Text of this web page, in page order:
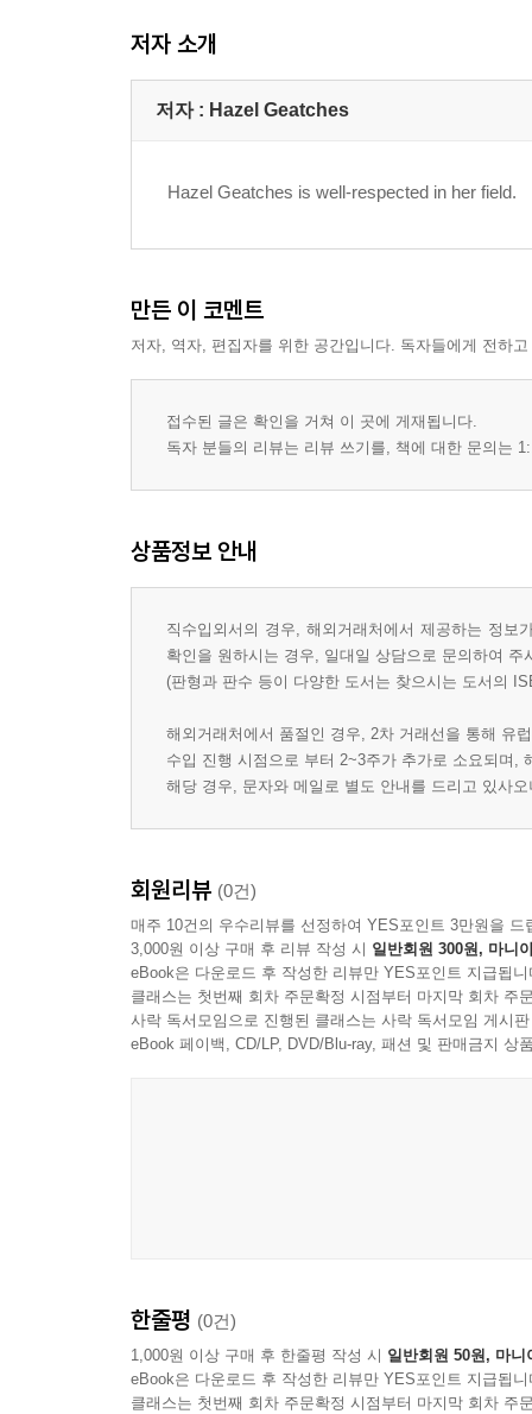
저자 소개
저자 : Hazel Geatches
Hazel Geatches is well-respected in her field.
만든 이 코멘트
저자, 역자, 편집자를 위한 공간입니다. 독자들에게 전하
접수된 글은 확인을 거쳐 이 곳에 게재됩니다.
독자 분들의 리뷰는 리뷰 쓰기를, 책에 대한 문의는
상품정보 안내
직수입외서의 경우, 해외거래처에서 제공하는 정
확인을 원하시는 경우, 일대일 상담으로 문의하여 주
(판형과 판수 등이 다양한 도서는 찾으시는 도서의
해외거래처에서 품절인 경우, 2차 거래선을 통해 유
수입 진행 시점으로 부터 2~3주가 추가로 소요되며,
해당 경우, 문자와 메일로 별도 안내를 드리고 있사
회원리뷰 (0건)
매주 10건의 우수리뷰를 선정하여 YES포인트 3만원을 드
3,000원 이상 구매 후 리뷰 작성 시 일반회원 300원, 마니
eBook은 다운로드 후 작성한 리뷰만 YES포인트 지급됩니
클래스는 첫번째 회차 주문확정 시점부터 마지막 회차 주
사락 독서모임으로 진행된 클래스는 사락 독서모임 게시
eBook 페이백, CD/LP, DVD/Blu-ray, 패션 및 판매금지 상
한줄평 (0건)
1,000원 이상 구매 후 한줄평 작성 시 일반회원 50원, 마니
eBook은 다운로드 후 작성한 리뷰만 YES포인트 지급됩니
클래스는 첫번째 회차 주문확정 시점부터 마지막 회차 주